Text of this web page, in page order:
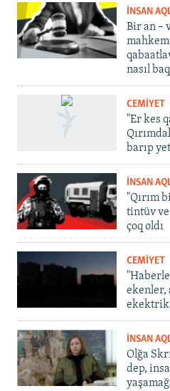
İNSAN
Bir an –
nasıl
CEMİYET
"Er kes
barıp
İNSAN
"Qırım
tintüv ve
çoq oldı
CEMİYET
ekenler,
İNSAN
Olğa
dep,